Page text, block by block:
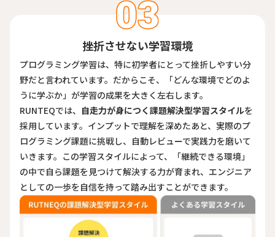
挫折させない学習環境
プログラミング学習は、特に初学者にとって挫折しやすい分
野だと言われています。だからこそ、「どんな環境でどのよ
うに学ぶか」が学習の成果を大きく左右します。
RUNTEQでは、 自走力が身につく課題解決型学習スタイルを
採用しています。インプットで理解を深めたあと、実際のプ
ログラミング課題に挑戦し、自動レビューで実践力を磨いて
いきます。この学習スタイルによって、「継続できる環境」
の中で自ら課題を見つけて解決する力が育まれ、エンジニア
としての一歩を自信を持って踏み出すことができます。